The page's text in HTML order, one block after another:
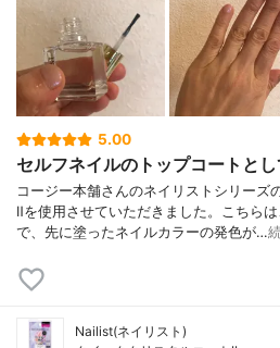
5.00
セルフネイルのトップコートと
コージー本舗さんのネイリストシリーズ
Ⅱを使用させていただきました。こちら
で、先に塗ったネイルカラーの発色が…
Nailist(ネイリスト)